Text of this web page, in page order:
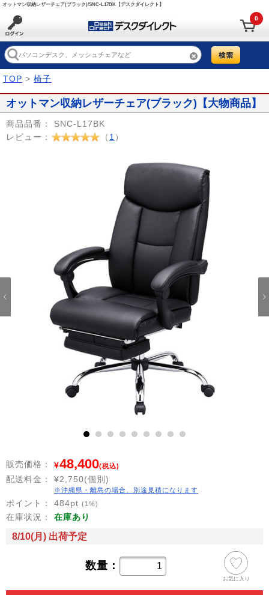
オットマン収納レザーチェア(ブラック)/SNC-L17BK【デスクダイレクト】
0
TOP > 椅子
オットマン収納レザーチェア(ブラック)【大物商品】
商品品番：
SNC-L17BK
レビュー：
（ 1 ）
販売価格： ¥48,400(税込)
配送料金： ¥2,750(個別)
※沖縄県・離島の場合、別途見積になります
ポイント： 484pt (1%)
在庫状況： 在庫あり
8/10(月) 出荷予定
数量：
お気に入り